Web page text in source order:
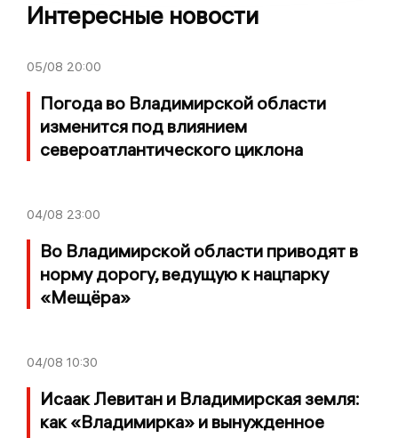
Интересные новости
05/08 20:00
Погода во Владимирской области
изменится под влиянием
североатлантического циклона
04/08 23:00
Во Владимирской области приводят в
норму дорогу, ведущую к нацпарку
«Мещёра»
04/08 10:30
Исаак Левитан и Владимирская земля:
как «Владимирка» и вынужденное